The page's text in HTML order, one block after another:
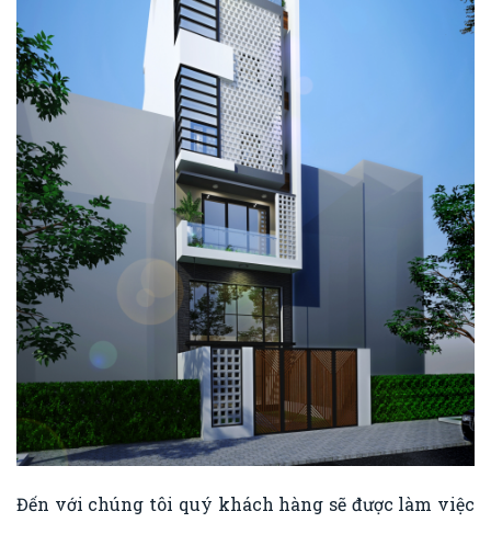
Đến với chúng tôi quý khách hàng sẽ được làm việc